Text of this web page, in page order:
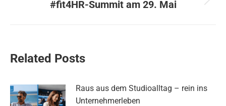
Nächster
#fit4HR-Summit am 29. Mai
Related Posts
Raus aus dem Studioalltag – rein ins
Unternehmerleben